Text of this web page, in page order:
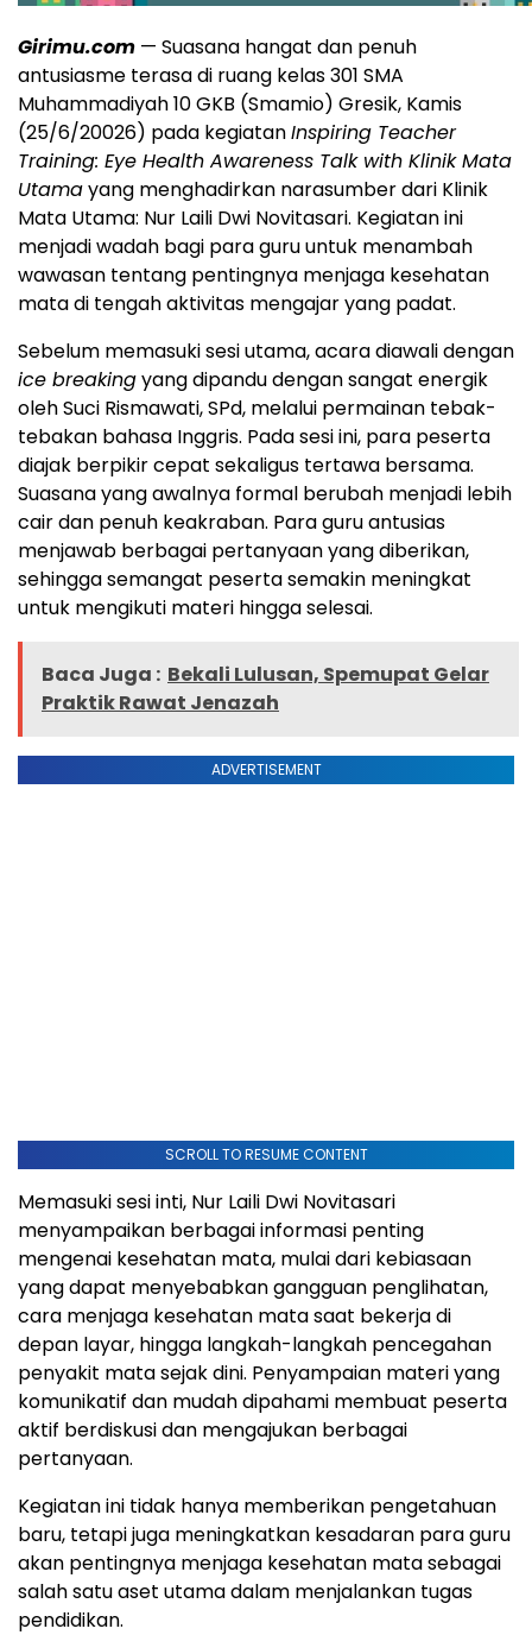
Girimu.com — Suasana hangat dan penuh
antusiasme terasa di ruang kelas 301 SMA
Muhammadiyah 10 GKB (Smamio) Gresik, Kamis
(25/6/20026) pada kegiatanInspiring Teacher
Training: Eye Health Awareness Talk with Klinik Mata
Utamayang menghadirkan narasumber dari Klinik
Mata Utama: Nur Laili Dwi Novitasari. Kegiatan ini
menjadi wadah bagi para guru untuk menambah
wawasan tentang pentingnya menjaga kesehatan
mata di tengah aktivitas mengajar yang padat.
Sebelum memasuki sesi utama, acara diawali dengan
ice breakingyang dipandu dengan sangat energik
oleh Suci Rismawati, SPd, melalui permainan tebak-
tebakan bahasa Inggris. Pada sesi ini, para peserta
diajak berpikir cepat sekaligus tertawa bersama.
Suasana yang awalnya formal berubah menjadi lebih
cair dan penuh keakraban. Para guru antusias
menjawab berbagai pertanyaan yang diberikan,
sehingga semangat peserta semakin meningkat
untuk mengikuti materi hingga selesai.
Baca Juga : Bekali Lulusan, Spemupat Gelar
Praktik Rawat Jenazah
ADVERTISEMENT
SCROLL TO RESUME CONTENT
Memasuki sesi inti, Nur Laili Dwi Novitasari
menyampaikan berbagai informasi penting
mengenai kesehatan mata, mulai dari kebiasaan
yang dapat menyebabkan gangguan penglihatan,
cara menjaga kesehatan mata saat bekerja di
depan layar, hingga langkah-langkah pencegahan
penyakit mata sejak dini. Penyampaian materi yang
komunikatif dan mudah dipahami membuat peserta
aktif berdiskusi dan mengajukan berbagai
pertanyaan.
Kegiatan ini tidak hanya memberikan pengetahuan
baru, tetapi juga meningkatkan kesadaran para guru
akan pentingnya menjaga kesehatan mata sebagai
salah satu aset utama dalam menjalankan tugas
pendidikan.